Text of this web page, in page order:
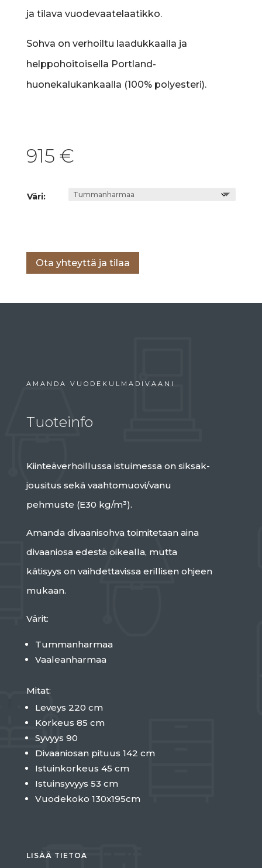
ja tilava vuodevaatelaatikko.
Sohva on verhoiltu laadukkaalla ja
helppohoitoisella Portland-
huonekalukankaalla (100% polyesteri).
915 €
Väri:
Ota yhteyttä ja tilaa
AMANDA VUODEKULMADIVAANI
Tuoteinfo
Kiinteäverhoillussa istuimessa on siksak-
jousitus sekä vaahtomuovi/vanu
pehmuste (E30 kg/m³).
Amanda divaanisohva toimitetaan aina
divaaniosa edestä oikealla, mutta
kätisyys on vaihdettavissa erillisen ohjeen
mukaan.
Värit:
Tummanharmaa
Vaaleanharmaa
Mitat:
Leveys 220 cm
Korkeus 85 cm
Syvyys 90
Divaaniosan pituus 142 cm
Istuinkorkeus 45 cm
Istuinsyvyys 53 cm
Vuodekoko 130x195cm
LISÄÄ TIETOA